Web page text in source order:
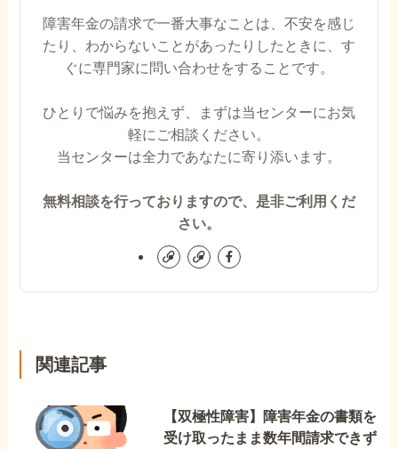
障害年金の請求で一番大事なことは、不安を感じ
たり、わからないことがあったりしたときに、す
ぐに専門家に問い合わせをすることです。
ひとりで悩みを抱えず、まずは当センターにお気
軽にご相談ください。
当センターは全力であなたに寄り添います。
無料相談を行っておりますので、是非ご利用くだ
さい。
関連記事
【双極性障害】障害年金の書類を
受け取ったまま数年間請求できず